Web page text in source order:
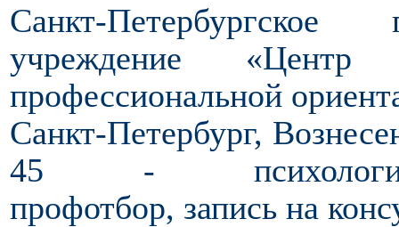
Санкт-Петербургское
учреждение «Центр
профессиональной
Санкт-Петербург,
45 -
профотбор, запись на